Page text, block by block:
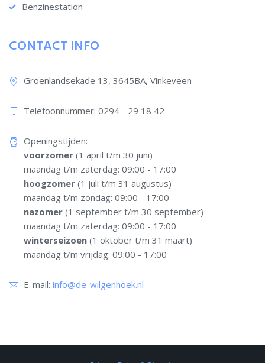
Benzinestation
CONTACT INFO
Groenlandsekade 13, 3645BA, Vinkeveen
Telefoonnummer: 0294 - 29 18 42​
Openingstijden:
voorzomer(1 april t/m 30 juni)
maandag t/m zaterdag: 09:00 - 17:00
hoogzomer(1 juli t/m 31 augustus)
maandag t/m zondag: 09:00 - 17:00
nazomer(1 september t/m 30 september)
maandag t/m zaterdag: 09:00 - 17:00
winterseizoen(1 oktober t/m 31 maart)
maandag t/m vrijdag: 09:00 - 17:00
E-mail: info@de-wilgenhoek.nl